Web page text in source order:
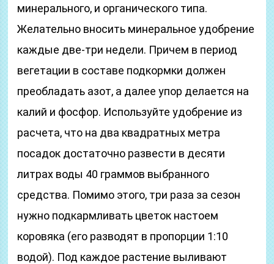
минерального, и органического типа.
Желательно вносить минеральное удобрение
каждые две-три недели. Причем в период
вегетации в составе подкормки должен
преобладать азот, а далее упор делается на
калий и фосфор. Используйте удобрение из
расчета, что на два квадратных метра
посадок достаточно развести в десяти
литрах воды 40 граммов выбранного
средства. Помимо этого, три раза за сезон
нужно подкармливать цветок настоем
коровяка (его разводят в пропорции 1:10
водой). Под каждое растение выливают